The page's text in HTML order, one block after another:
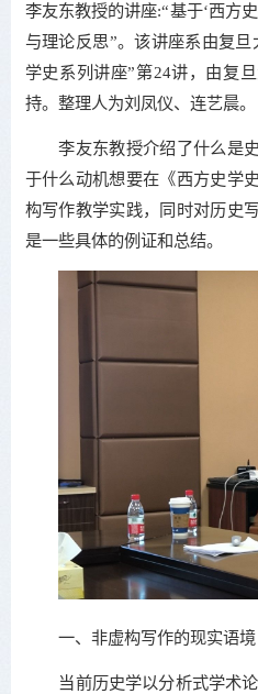
李友东教授的讲座:“基于‘西方
与理论反思”。该讲座系由复
学史系列讲座”第24讲，由复
持。整理人为刘凤仪、连艺晨。
李友东教授介绍了什么是
于什么动机想要在《西方史学
构写作教学实践，同时对历史
是一些具体的例证和总结。
一、非虚构写作的现实语境
当前历史学以分析式学术